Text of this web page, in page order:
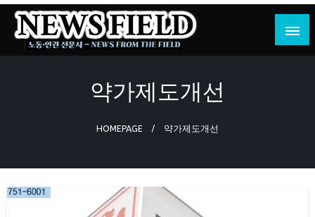
Skip
content
뉴스필드
노동·인권 전문지
약가제도개선
HOMEPAGE 약가제도개선